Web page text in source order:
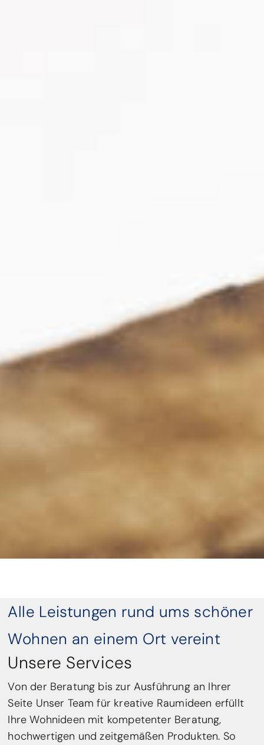
Alle Leistungen rund ums schöner
Wohnen an einem Ort vereint
Unsere Services
Von der Beratung bis zur Ausführung an Ihrer
Seite Unser Team für kreative Raumideen erfüllt
Ihre Wohnideen mit kompetenter Beratung,
hochwertigen und zeitgemäßen Produkten. So